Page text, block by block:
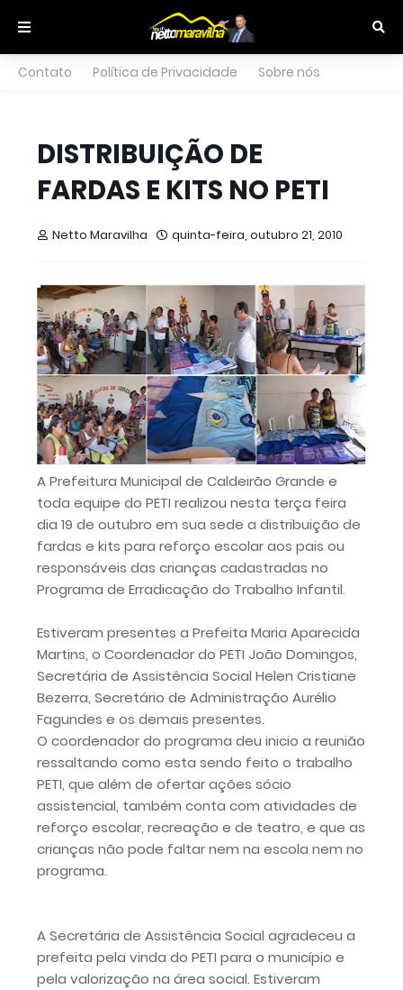
Contato Política de Privacidade Sobre nós
DISTRIBUIÇÃO DE
FARDAS E KITS NO PETI
Netto Maravilha quinta-feira, outubro 21, 2010
A Prefeitura Municipal de Caldeirão Grande e
toda equipe do PETI realizou nesta terça feira
dia 19 de outubro em sua sede a distribuição de
fardas e kits para reforço escolar aos pais ou
responsáveis das crianças cadastradas no
Programa de Erradicação do Trabalho Infantil.
Estiveram presentes a Prefeita Maria Aparecida
Martins, o Coordenador do PETI João Domingos,
Secretária de Assistência Social Helen Cristiane
Bezerra, Secretário de Administração Aurélio
Fagundes e os demais presentes.
O coordenador do programa deu inicio a reunião
ressaltando como esta sendo feito o trabalho
PETI, que além de ofertar ações sócio
assistencial, também conta com atividades de
reforço escolar, recreação e de teatro, e que as
crianças não pode faltar nem na escola nem no
programa.
A Secretária de Assistência Social agradeceu a
prefeita pela vinda do PETI para o município e
pela valorização na área social. Estiveram